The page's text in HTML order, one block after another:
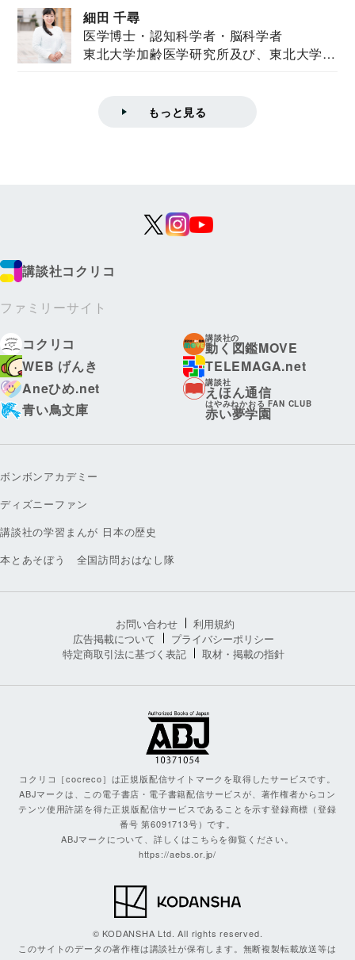
細田 千尋
医学博士・認知科学者・脳科学者
東北大学加齢医学研究所及び、東北大学大
もっと見る
講談社コクリコ
ファミリーサイト
コクリコ
講談社の
動く図鑑MOVE
WEB げんき
TELEMAGA.net
Aneひめ.net
講談社
えほん通信
青い鳥文庫
はやみねかおる FAN CLUB
赤い夢学園
ボンボンアカデミー
ディズニーファン
講談社の学習まんが 日本の歴史
本とあそぼう 全国訪問おはなし隊
お問い合わせ
利用規約
広告掲載について
プライバシーポリシー
特定商取引法に基づく表記
取材・掲載の指針
コクリコ［cocreco］は正規版配信サイトマークを取得したサービスです。
ABJマークは、この電子書店・電子書籍配信サービスが、著作権者からコン
テンツ使用許諾を得た正規版配信サービスであることを示す登録商標（登録
番号 第6091713号）です。
ABJマークについて、詳しくはこちらを御覧ください。
https://aebs.or.jp/
© KODANSHA Ltd. All rights reserved.
このサイトのデータの著作権は講談社が保有します。無断複製転載放送等は